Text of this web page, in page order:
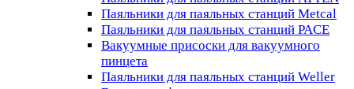
Паяльники для паяльных станций Metcal
Паяльники для паяльных станций PACE
Вакуумные присоски для вакуумного
пинцета
Паяльники для паяльных станций Weller